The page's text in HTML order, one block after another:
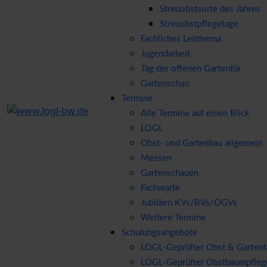
Streuobstsorte des Jahres
Streuobstpflegetage
Fachliches Leitthema
Jugendarbeit
Tag der offenen Gartentür
Gartenschau
Termine
Alle Termine auf einen Blick
LOGL
Obst- und Gartenbau allgemein
Messen
Gartenschauen
Fachwarte
Jubiläen KVs/BVs/OGVs
Weitere Termine
Schulungsangebote
LOGL-Geprüfter Obst &
LOGL-Geprüfter